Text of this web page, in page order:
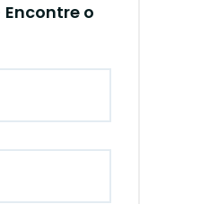
o